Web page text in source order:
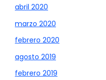
abril 2020
marzo 2020
febrero 2020
agosto 2019
febrero 2019